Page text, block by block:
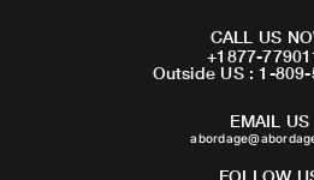
CALL US
+1877-
Outside US : 1-
EMAIL US
FOLLOW